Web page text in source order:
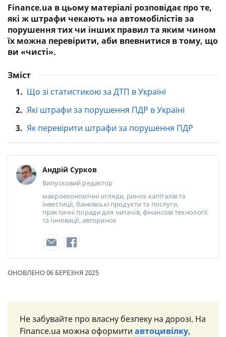
Finance.ua в цьому матеріалі розповідає про те,
які ж штрафи чекають на автомобілістів за
порушення тих чи інших правил та яким чином
їх можна перевірити, аби впевнитися в тому, що
ви «чисті».
Зміст
1. Що зі статистикою за ДТП в Україні
2. Які штрафи за порушення ПДР в Україні
3. Як перевірити штрафи за порушення ПДР
Андрій Сурков
Випусковий редактор
макроекономічні огляди, ринок капіталів та
інвестиції, банківські продукти та послуги,
практичні поради для читачів, фінансові технології
та інновації, авторинок
ОНОВЛЕНО 06 БЕРЕЗНЯ 2025
Не забувайте про власну безпеку на дорозі. На
Finance.ua можна оформити автоцивілку,